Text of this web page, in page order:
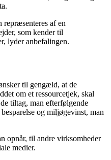
af en
som kender til
lyder anbefalingen.
til gengæld, at de
om et ressourcetjek, skal
tiltag, man efterfølgende
og miljøgevinst, man
opnår, til andre virksomheder
medier.